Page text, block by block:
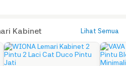
Dimensi Produk :
Paket Produk : Lemari
Kabinet Lihat Semua